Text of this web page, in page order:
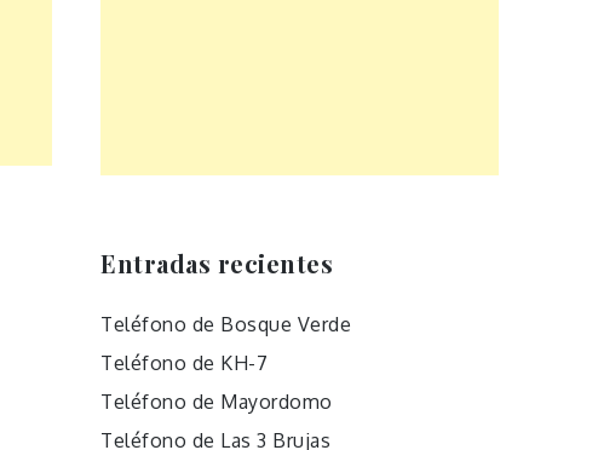
Entradas recientes
Teléfono de Bosque Verde
Teléfono de KH-7
Teléfono de Mayordomo
Teléfono de Las 3 Brujas